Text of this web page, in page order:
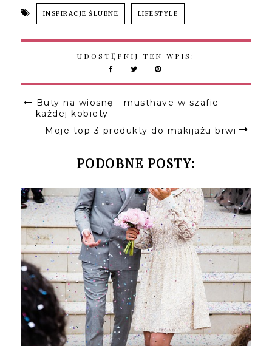
INSPIRACJE ŚLUBNE LIFESTYLE
UDOSTĘPNIJ TEN WPIS:
Buty na wiosnę - musthave w szafie
każdej kobiety
Moje top 3 produkty do makijażu brwi
PODOBNE POSTY: